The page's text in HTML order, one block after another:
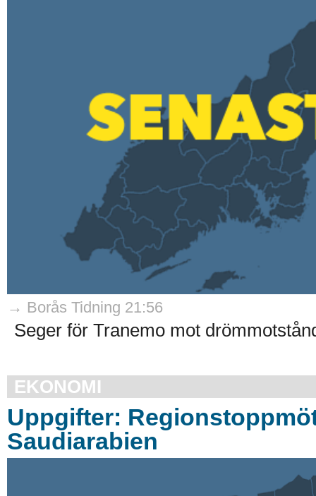
→ Borås Tidning 21:56
Seger för Tranemo mot
EKONOMI
Uppgifter:
Saudiarabien